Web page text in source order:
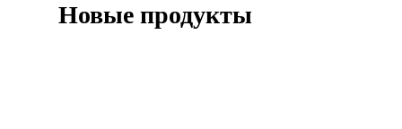
Новые продукты